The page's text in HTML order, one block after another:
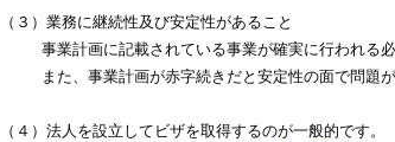
（３）業務に継続性及び安定性があること
事業計画に記載されている事業が確実に行われる必
また、事業計画が赤字続きだと安定性の面で問題が
（４）法人を設立してビザを取得するのが一般的です。